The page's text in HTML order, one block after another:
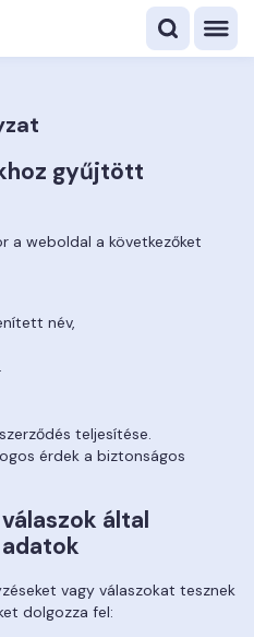
gyűjtött
a weboldal a következőket
név,
teljesítése.
érdek a biztonságos
által
vagy válaszokat tesznek
dolgozza fel: